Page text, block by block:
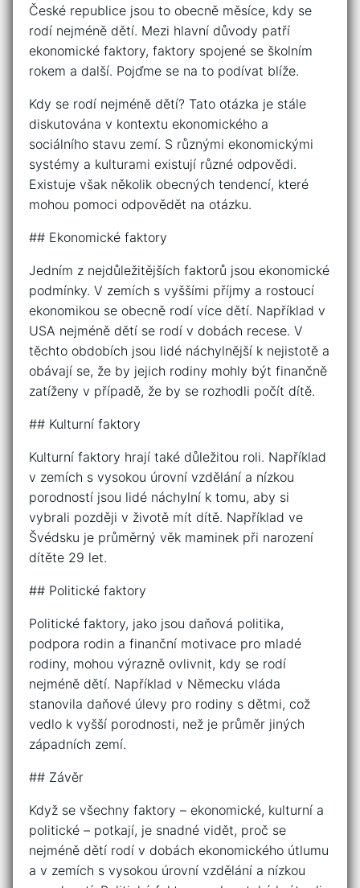
České republice jsou to obecně měsíce, kdy se
rodí nejméně dětí. Mezi hlavní důvody patří
ekonomické faktory, faktory spojené se školním
rokem a další. Pojďme se na to podívat blíže.
Kdy se rodí nejméně dětí? Tato otázka je stále
diskutována v kontextu ekonomického a
sociálního stavu zemí. S různými ekonomickými
systémy a kulturami existují různé odpovědi.
Existuje však několik obecných tendencí, které
mohou pomoci odpovědět na otázku.
## Ekonomické faktory
Jedním z nejdůležitějších faktorů jsou ekonomické
podmínky. V zemích s vyššími příjmy a rostoucí
ekonomikou se obecně rodí více dětí. Například v
USA nejméně dětí se rodí v dobách recese. V
těchto obdobích jsou lidé náchylnější k nejistotě a
obávají se, že by jejich rodiny mohly být finančně
zatíženy v případě, že by se rozhodli počít dítě.
## Kulturní faktory
Kulturní faktory hrají také důležitou roli. Například
v zemích s vysokou úrovní vzdělání a nízkou
porodností jsou lidé náchylní k tomu, aby si
vybrali později v životě mít dítě. Například ve
Švédsku je průměrný věk maminek při narození
dítěte 29 let.
## Politické faktory
Politické faktory, jako jsou daňová politika,
podpora rodin a finanční motivace pro mladé
rodiny, mohou výrazně ovlivnit, kdy se rodí
nejméně dětí. Například v Německu vláda
stanovila daňové úlevy pro rodiny s dětmi, což
vedlo k vyšší porodnosti, než je průměr jiných
západních zemí.
## Závěr
Když se všechny faktory – ekonomické, kulturní a
politické – potkají, je snadné vidět, proč se
nejméně dětí rodí v dobách ekonomického útlumu
a v zemích s vysokou úrovní vzdělání a nízkou